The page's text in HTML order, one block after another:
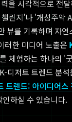
을 시각적으로 전
린지'나 '개성주악
뷰를 기록하며 자
러한 미디어 노출은
체험하는 하나의 '
디저트 트렌드 분석
트렌드: 아이디어스
인하실 수 있습니다.